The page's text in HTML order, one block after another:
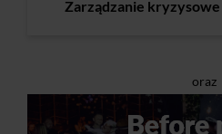
Zarządzanie
oraz